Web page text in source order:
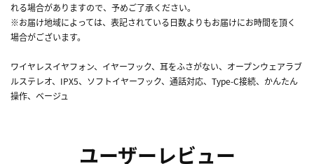
れる場合がありますので、予めご了承ください。
※お届け地域によっては、表記されている日数よりもお届けにお時間を頂く
場合がございます。
ワイヤレスイヤフォン、イヤーフック、耳をふさがない、オープンウェアラブ
ルステレオ、IPX5、ソフトイヤーフック、通話対応、Type-C接続、かんたん
操作、ベージュ
ユーザーレビュー